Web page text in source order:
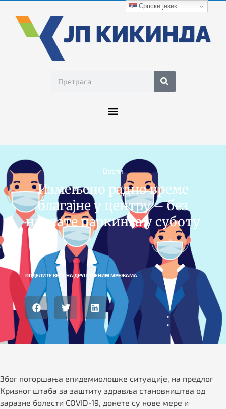
Вести
Измењено радно време
благајне у центру – без
наплате паркинга у суботу
ПОДЕЛИТЕ ВЕСТ НА ДРУШТВЕНИМ МРЕЖАМА
Због погоршања епидемиолошке ситуације, на предлог
Кризног штаба за заштиту здравља становништва од
заразне болести COVID-19, донете су нове мере и
Српски језик